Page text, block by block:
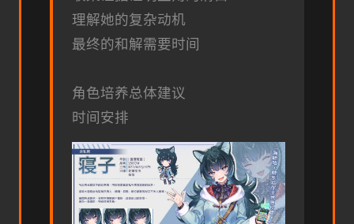
理解她的复杂动机
最终的和解需要时间
角色培养总体建议
时间安排